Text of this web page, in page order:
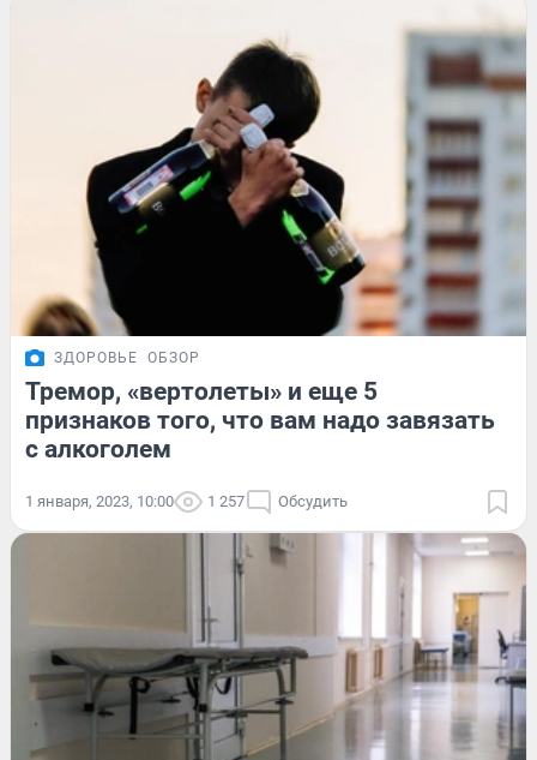
ЗДОРОВЬЕ ОБЗОР
Тремор, «вертолеты» и еще 5
признаков того, что вам надо завязать
с алкоголем
1 января, 2023, 10:00 1 257 Обсудить